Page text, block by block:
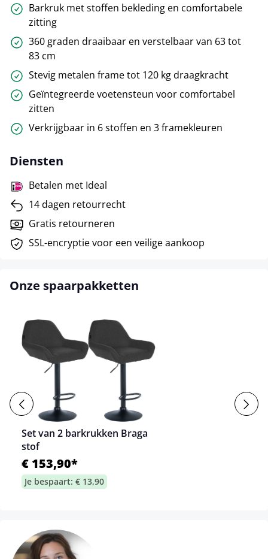
Barkruk met stoffen bekleding en comfortabele
zitting
360 graden draaibaar en verstelbaar van 63 tot
83 cm
Stevig metalen frame tot 120 kg draagkracht
Geïntegreerde voetensteun voor comfortabel
zitten
Verkrijgbaar in 6 stoffen en 3 framekleuren
Diensten
Betalen met Ideal
14 dagen retourrecht
Gratis retourneren
SSL-encryptie voor een veilige aankoop
Onze spaarpakketten
Set van 2 barkrukken Braga
stof
€ 153,90*
Je bespaart: € 13,90